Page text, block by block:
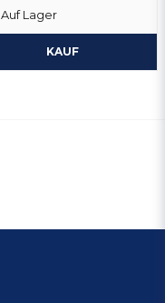
Auf Lager
KAUF